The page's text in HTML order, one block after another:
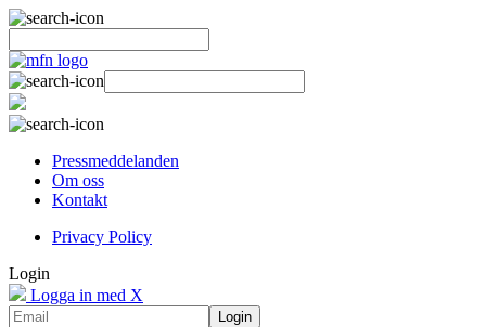
Pressmeddelanden
Om oss
Kontakt
Privacy Policy
Login
Logga in med X
Login